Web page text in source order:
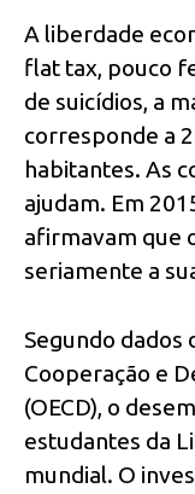
A liberdade
flat tax, pouco
de suicídios, a
corresponde a
habitantes. As
ajudam. Em
afirmavam que
seriamente a
Segundo dados
Cooperação e
(OECD), o
estudantes da
mundial. O